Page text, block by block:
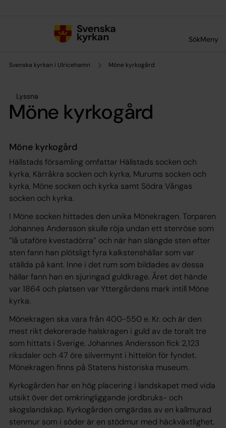
SökMeny
Svenska kyrkan i Ulricehamn Möne kyrkogård
Lyssna
Möne kyrkogård
Möne kyrkogård
Hällstads församling omfattar Hällstads socken och
kyrka, Kärråkra socken och kyrka, Murums socken och
kyrka, Möne socken och kyrka samt Södra Vångas
socken och kyrka.
I Möne socken hittades den unika Mönekragen. Torparen
Johannes Andersson skulle röja undan ett stenröse som
”lå utaföre kvestadörra” och när han slängde sten efter
sten fann han plötsligt fyra kalkstenshällar som var
ställda på kant. Inne i det rum som bildades av dessa
hällar fann han en sjuringad guldkrage. Året det hände
var 1864 och platsen var Yttergårdens mark intill Möne
kyrka.
Mönekragen ska vara från 400-550 e. Kr. och är den
mest rikt dekorerade halskragen i guld av de toralt tre
som hittats i Sverige. Johannes Andersson fick 2,123
riksdaler och 47 öre silvermynt i hittelön för fyndet.
Mönekragen finns på Statens historiska museum.
Kyrkogården har en hög placering i landskapet med vida
utsikt över det omkringliggande jordbruks- och
skogslandskap. Kyrkogården omgärdas av en kallmurad
stenmur som i söder är en stödmur med häckväxtlighet.